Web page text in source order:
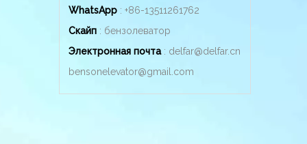
WhatsApp : +86-13511261762
Скайп : бензолеватор
Электронная почта: delfar@delfar.cn
bensonelevator@gmail.com